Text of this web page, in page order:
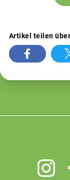
Artikel teilen